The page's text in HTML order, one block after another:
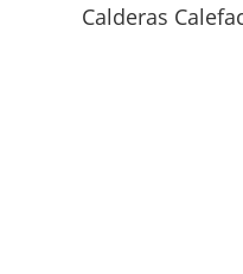
Calderas